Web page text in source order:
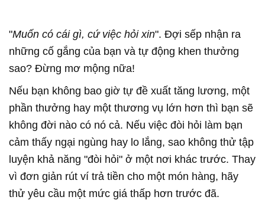
"Muốn có cái gì, cứ việc hỏi xin". Đợi sếp nhận ra
những cố gắng của bạn và tự động khen thưởng
sao? Đừng mơ mộng nữa!
Nếu bạn không bao giờ tự đề xuất tăng lương, một
phần thưởng hay một thương vụ lớn hơn thì bạn sẽ
không đời nào có nó cả. Nếu việc đòi hỏi làm bạn
cảm thấy ngại ngùng hay lo lắng, sao không thử tập
luyện khả năng "đòi hỏi" ở một nơi khác trước. Thay
vì đơn giản rút ví trả tiền cho một món hàng, hãy
thử yêu cầu một mức giá thấp hơn trước đã.